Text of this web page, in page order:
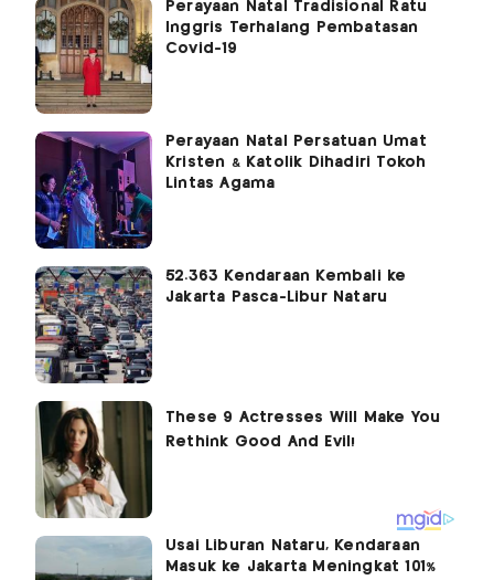
Perayaan Natal Tradisional Ratu
Inggris Terhalang Pembatasan
Covid-19
Perayaan Natal Persatuan Umat
Kristen & Katolik Dihadiri Tokoh
Lintas Agama
52.363 Kendaraan Kembali ke
Jakarta Pasca-Libur Nataru
Usai Liburan Nataru, Kendaraan
Masuk ke Jakarta Meningkat 101%